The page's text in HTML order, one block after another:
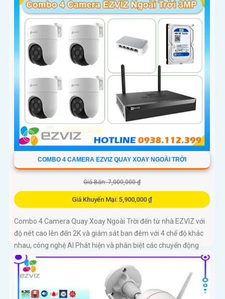
COMBO 4 CAMERA EZVIZ QUAY XOAY NGOÀI TRỜI
Giá Bán: 7,000,000 ₫
Giá Khuyến Mại: 5,900,000 ₫
Combo 4 Camera Quay Xoay Ngoài Trời đến từ nhà EZVIZ với
độ nét cao lên đến 2K và giám sát ban đêm với 4 chế độ khác
nhau, công nghệ AI Phát hiện và phân biệt các chuyển động
chuẩn sát được quản lý tập trung bởi đầu ghi hình IP WiFi